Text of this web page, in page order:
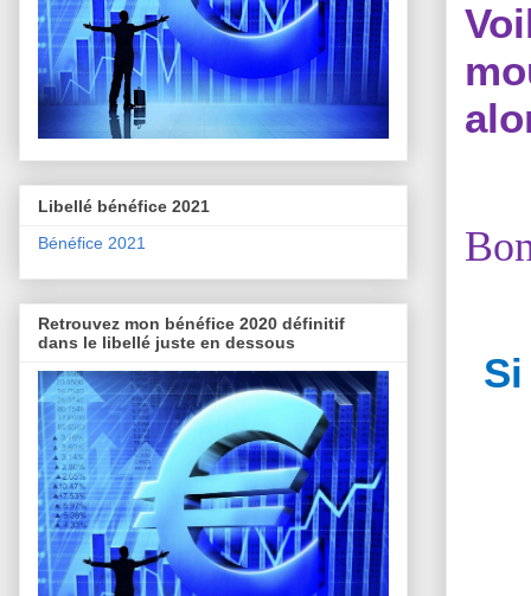
Libellé bénéfice 2021
Bénéfice 2021
Retrouvez mon bénéfice 2020 définitif
dans le libellé juste en dessous